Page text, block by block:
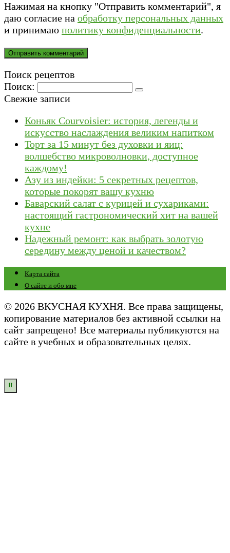
Нажимая на кнопку "Отправить комментарий", я
даю согласие на обработку персональных данных
и принимаю политику конфиденциальности.
Поиск рецептов
Поиск:
Свежие записи
Коньяк Courvoisier: история, легенды и
искусство наслаждения великим напитком
Торт за 15 минут без духовки и яиц:
волшебство микроволновки, доступное
каждому!
Азу из индейки: 5 секретных рецептов,
которые покорят вашу кухню
Баварский салат с курицей и сухариками:
настоящий гастрономический хит на вашей
кухне
Надежный ремонт: как выбрать золотую
середину между ценой и качеством?
Карта сайта
О сайте и обо мне
© 2026 ВКУСНАЯ КУХНЯ. Все права защищены,
копирование материалов без активной ссылки на
сайт запрещено! Все материалы публикуются на
сайте в учебных и образовательных целях.